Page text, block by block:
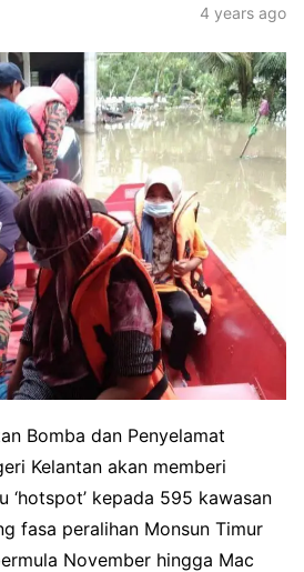
4 years ago
Bomba dan Penyelamat
Kelantan akan memberi
‘hotspot’ kepada 595 kawasan
fasa peralihan Monsun Timur
November hingga Mac